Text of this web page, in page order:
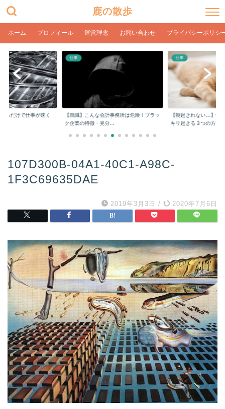
鹿の散歩
ホーム プロフィール 運営理念 お問い合わせ プライバシーポリシ
るだけで仕事が速く
仕事
【就職】こんな会計事務所は危険！ブラッ
ク企業の特徴・見分...
仕事
【朝起きれない…】学
キリ起きる３つの方...
107D300B-04A1-40C1-A98C-
1F3C69635DAE
2019年3月3日 / 2020年7月6日